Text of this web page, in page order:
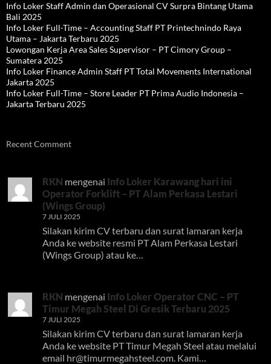
Info Loker Staff Admin dan Operasional CV Surpra Bintang Utama
Bali 2025
Info Loker Full-Time – Accounting Staff PT Printechnindo Raya
Utama – Jakarta Terbaru 2025
Lowongan Kerja Area Sales Supervisor – PT Cimory Group –
Sumatera 2025
Info Loker Finance Admin Staff PT Total Movements International
Jakarta 2025
Info Loker Full-Time – Store Leader PT Prima Audio Indonesia –
Jakarta Terbaru 2025
Recent Comment
RKN mengenai Info Loker Karawang hari ini
Operator Forklift – PT Alam Perkasa Lestari
(Wings Group)
7 JULI 2025
Silakan kirim CV terbaru dan surat lamaran kerja
Anda ke website resmi PT Alam Perkasa Lestari
(Wings Group) atau ke…
RKN mengenai Info Loker Operator CNC – PT
Timur Megah Steel Di Gresik Terbaru 2025
7 JULI 2025
Silakan kirim CV terbaru dan surat lamaran kerja
Anda ke website PT Timur Megah Steel atau melalui
email hr@timurmegahsteel.com. Kami…